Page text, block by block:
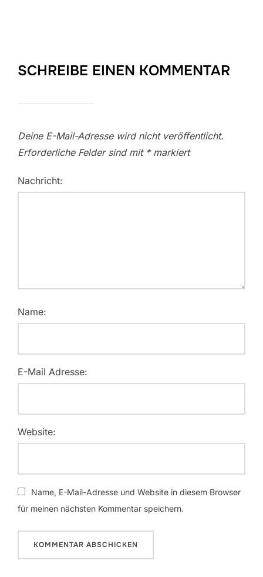
SCHREIBE EINEN KOMMENTAR
Deine E-Mail-Adresse wird nicht veröffentlicht.
Erforderliche Felder sind mit *markiert
Nachricht:
Name:
E-Mail Adresse:
Website:
Name, E-Mail-Adresse und Website in diesem Browser
für meinen nächsten Kommentar speichern.